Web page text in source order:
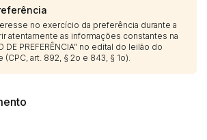
no exercício da preferência durante a
atentamente as informações constantes na
DE PREFERÊNCIA” no edital do leilão do
art. 892, § 2o e 843, § 1o).